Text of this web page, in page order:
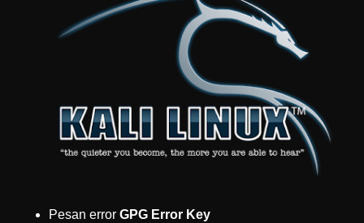
Pesan error GPG Error Key